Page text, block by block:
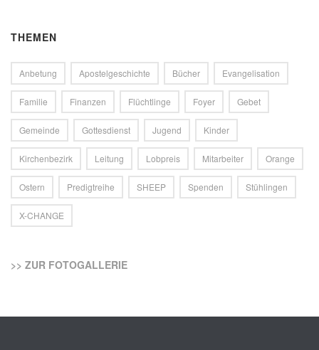
THEMEN
Anbetung Apostelgeschichte Bücher Evangelisation
Familie Finanzen Flüchtlinge Foyer Gebet
Gemeinde Gottesdienst Jugend Kinder
Kirchenbezirk Leitung Lobpreis Mitarbeiter Orange
Ostern Predigtreihe SHEEP Spenden Stühlingen
X-CHANGE
>> ZUR FOTOGALLERIE